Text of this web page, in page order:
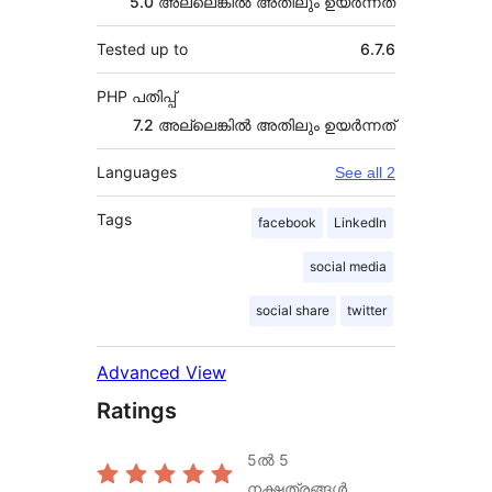
Tested up to 6.7.6
PHP പതിപ്പ്
7.2 അല്ലെങ്കില്‍ അതിലും ഉയര്‍ന്നത്
Languages See all 2
Tags facebook LinkedIn
social media
social share twitter
Advanced View
Ratings
5ൽ 5